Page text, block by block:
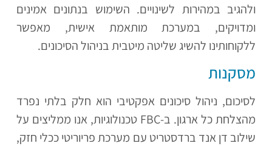
ולהגיב במהירות לשינויים. השימוש בנתונים אמינים
ומדויקים, במערכת מותאמת אישית, מאפשר
ללקוחותינו להשיג שליטה מיטבית בניהול הסיכונים.
מסקנות
לסיכום, ניהול סיכונים אפקטיבי הוא חלק בלתי נפרד
מהצלחת כל ארגון. ב-FBC טכנולוגיות, אנו ממליצים על
שילוב דן אנד ברדסטריט עם מערכת פריוריטי ככלי חזק,